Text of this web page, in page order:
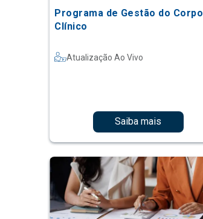
Programa de Gestão do Corpo
Clínico
Atualização Ao Vivo
Saiba mais